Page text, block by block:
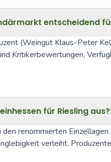
entscheidend
(Weingut Klaus-Peter
Kritikerbewertungen,
für Riesling aus?
renommierten
verleiht.